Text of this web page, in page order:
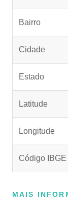
Bairro
Cidade
Estado
Latitude
Longitude
Código
MAIS